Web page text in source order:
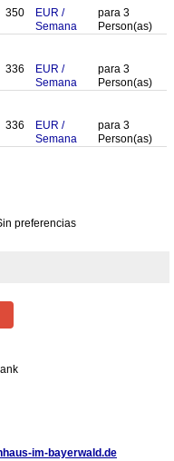
350 EUR /
Semana
para 3
Person(as)
336 EUR /
Semana
para 3
Person(as)
336 EUR /
Semana
para 3
Person(as)
preferencias
im-bayerwald.de